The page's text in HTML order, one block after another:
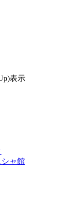
表示
ャ館